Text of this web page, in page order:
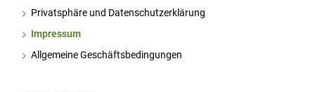
Privatsphäre und Datenschutzerklärung
Impressum
Allgemeine Geschäftsbedingungen